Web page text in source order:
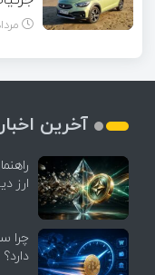
مرداد ۱۷,
آخرین
ارز
چرا
دارد؟